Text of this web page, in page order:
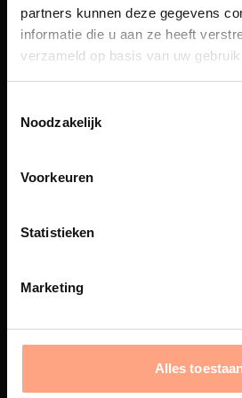
partners kunnen deze gegevens
informatie die u aan ze heeft
verzameld op basis van uw
Noodzakelijk
Voorkeuren
Statistieken
Marketing
Alles
beleving, waar Nederlands
vakmanschap en design
samenkomen.
Spuiterij